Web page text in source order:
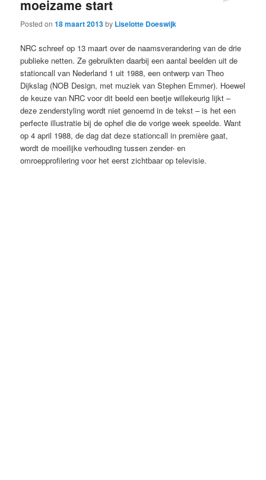
moeizame start
Posted on18 maart 2013by Liselotte Doeswijk
NRC schreef op 13 maart over de naamsverandering van de drie
publieke netten. Ze gebruikten daarbij een aantal beelden uit de
stationcall van Nederland 1 uit 1988, een ontwerp van Theo
Dijkslag (NOB Design, met muziek van Stephen Emmer). Hoewel
de keuze van NRC voor dit beeld een beetje willekeurig lijkt –
deze zenderstyling wordt niet genoemd in de tekst – is het een
perfecte illustratie bij de ophef die de vorige week speelde. Want
op 4 april 1988, de dag dat deze stationcall in première gaat,
wordt de moeilijke verhouding tussen zender- en
omroepprofilering voor het eerst zichtbaar op televisie.